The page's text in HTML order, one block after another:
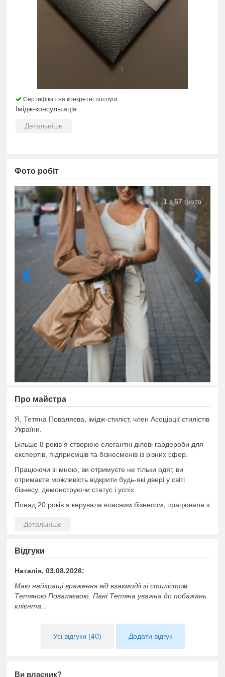
Сертифікат на конкретні послуги
Імідж-консультація
Детальніше
Фото робіт
1 з 67 фото
Про майстра
Я, Тетяна Поваляєва, імідж-стиліст, член Асоціації стилістів
України.
Більше 8 років я створюю елегантні ділові гардероби для
експертів, підприємців та бізнесменів із різних сфер.
Працюючи зі мною, ви отримуєте не тільки одяг, ви
отримаєте можливість відкрити будь-які двері у світі
бізнесу, демонструючи статус і успіх.
Понад 20 років я керувала власним бізнесом, працювала з
спостерігала, як зовнішній вигляд впливає на сприйняття
Вступивши в новий етап свого життя, я вирішила
реалізувати те, що завжди було моєю сильною стороною і
моїм пристрасним захопленням — роботу з іміджем і
Я отримала професійну освіту у сфері іміджу і створила
авторську систему роботи зі створення іміджу та стилю,
Відгуки
Наталія, 03.08.2026:
Маю найкращі враження від взаємодії зі стилістом
Тетяною Поваляєвою. Пані Тетяна уважна до побажань
клієнта...
Усі відгуки (40) Додати відгук
Ви власник?